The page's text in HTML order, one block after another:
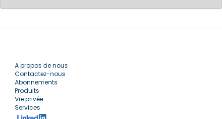
A propos de nous
Contactez-nous
Abonnements
Produits
Vie privée
Services